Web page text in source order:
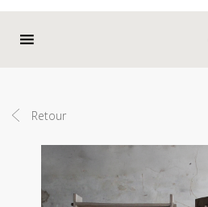
Retour